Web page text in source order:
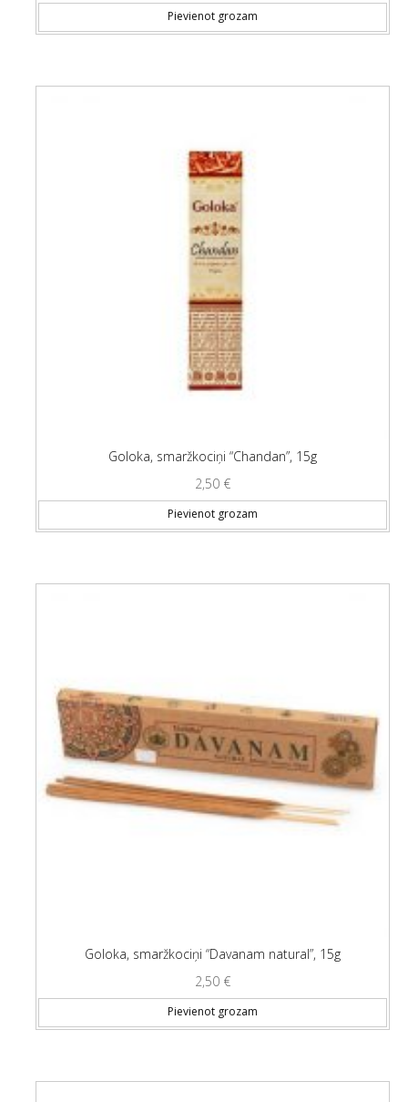
Pievienot grozam
Goloka, smaržkociņi “Chandan”, 15g
2,50 €
Pievienot grozam
Goloka, smaržkociņi “Davanam natural”, 15g
2,50 €
Pievienot grozam